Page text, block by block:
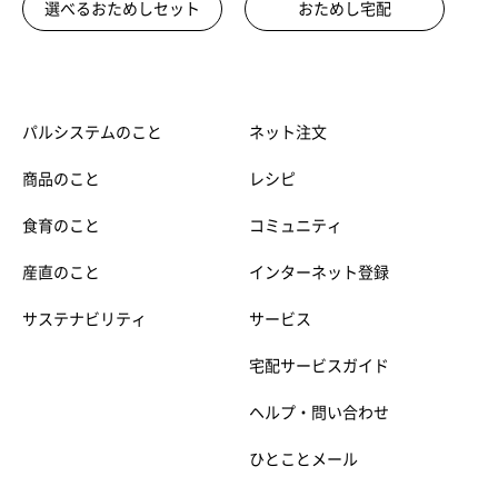
選べるおためしセット おためし宅配
パルシステムのこと
商品のこと
食育のこと
産直のこと
サステナビリティ
ネット注文
レシピ
コミュニティ
インターネット登録
サービス
宅配サービスガイド
ヘルプ・問い合わせ
ひとことメール